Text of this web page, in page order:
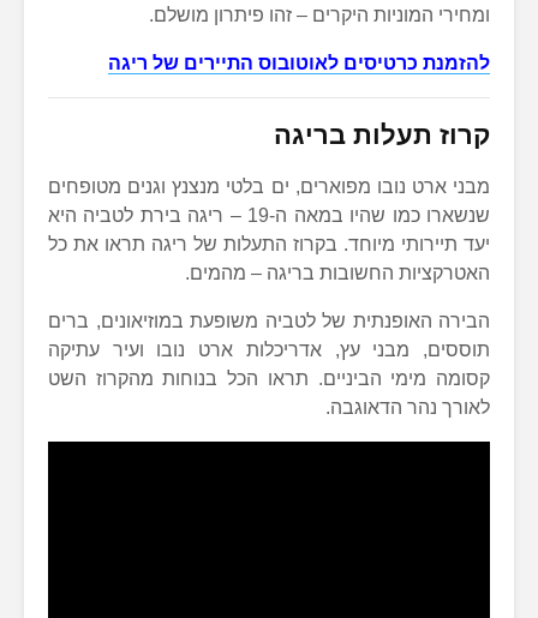
ומחירי המוניות היקרים – זהו פיתרון מושלם.
להזמנת כרטיסים לאוטובוס התיירים של ריגה
קרוז תעלות בריגה
מבני ארט נובו מפוארים, ים בלטי מנצנץ וגנים מטופחים
שנשארו כמו שהיו במאה ה-19 – ריגה בירת לטביה היא
יעד תיירותי מיוחד. בקרוז התעלות של ריגה תראו את כל
האטרקציות החשובות בריגה – מהמים.
הבירה האופנתית של לטביה משופעת במוזיאונים, ברים
תוססים, מבני עץ, אדריכלות ארט נובו ועיר עתיקה
קסומה מימי הביניים. תראו הכל בנוחות מהקרוז השט
לאורך נהר הדאוגבה.